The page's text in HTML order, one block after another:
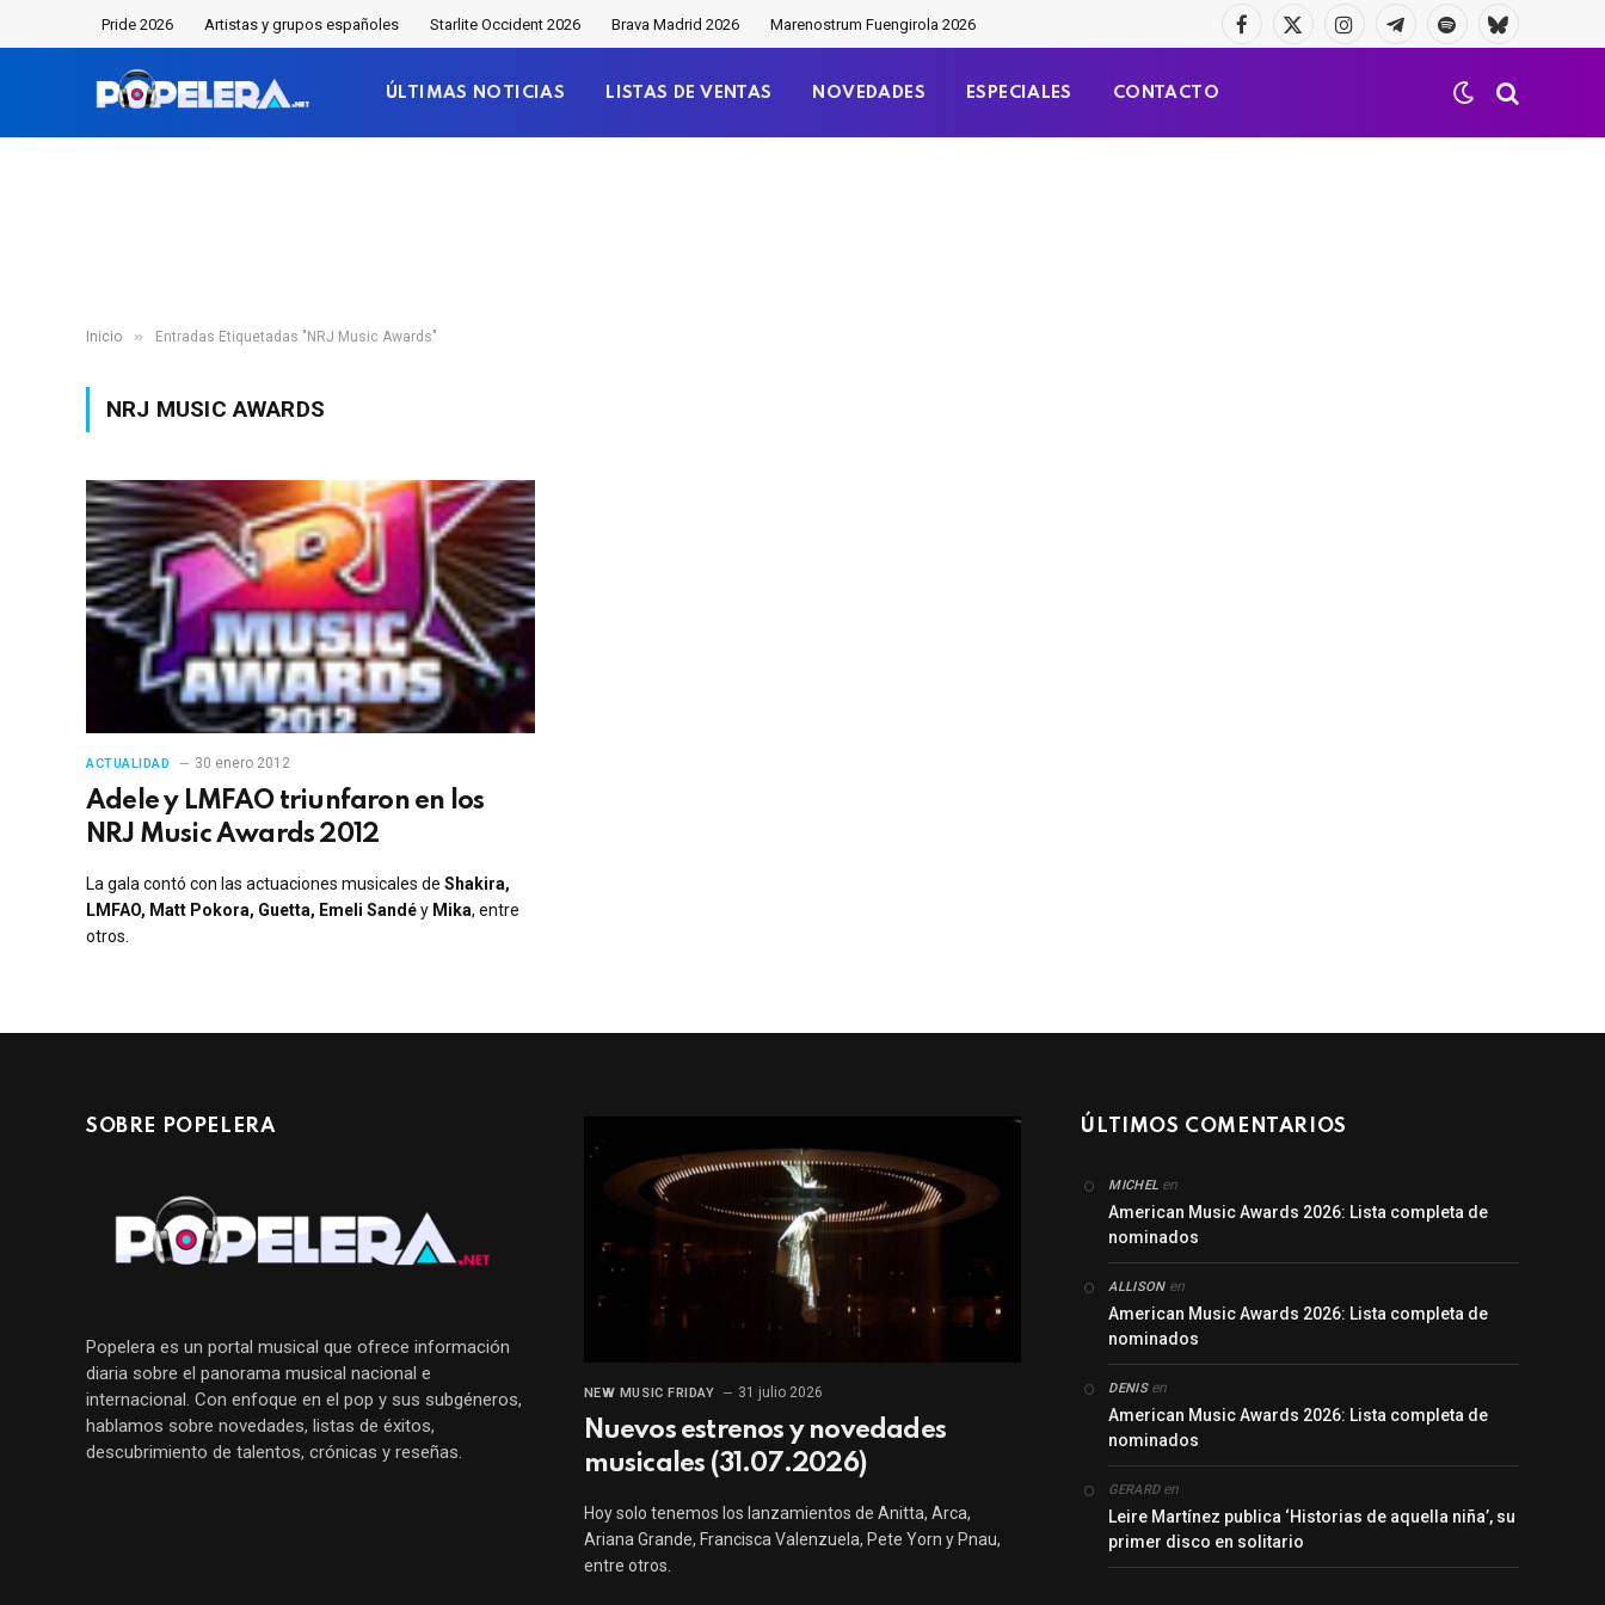
Pride 2026 Artistas y grupos españoles Starlite Occident 2026 Brava Madrid 2026 Marenostrum Fuengirola 2026
Facebook
X
InstagramTelegramaSpotifyBluesky
ÚLTIMAS NOTICIAS LISTAS DE VENTAS NOVEDADES ESPECIALES CONTACTO
Inicio » Entradas Etiquetadas "NRJ Music Awards"
NRJ MUSIC AWARDS
ACTUALIDAD 30 enero 2012
Adele y LMFAO triunfaron en los
NRJ Music Awards 2012
La gala contó con las actuaciones musicales de Shakira,
LMFAO, Matt Pokora, Guetta, Emeli Sandéy Mika, entre
otros.
SOBRE POPELERA
Popelera es un portal musical que ofrece información
diaria sobre el panorama musical nacional e
internacional. Con enfoque en el pop y sus subgéneros,
hablamos sobre novedades, listas de éxitos,
descubrimiento de talentos, crónicas y reseñas.
NEW MUSIC FRIDAY 31 julio 2026
Nuevos estrenos y novedades
musicales (31.07.2026)
Hoy solo tenemos los lanzamientos de Anitta, Arca,
Ariana Grande, Francisca Valenzuela, Pete Yorn y Pnau,
entre otros.
ÚLTIMOS COMENTARIOS
MICHEL en
American Music Awards 2026: Lista completa de
nominados
ALLISONen
American Music Awards 2026: Lista completa de
nominados
DENISen
American Music Awards 2026: Lista completa de
nominados
GERARDen
Leire Martínez publica ‘Historias de aquella niña’, su
primer disco en solitario